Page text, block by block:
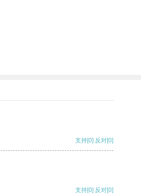
支持[0] 反对[0]
支持[0] 反对[0]